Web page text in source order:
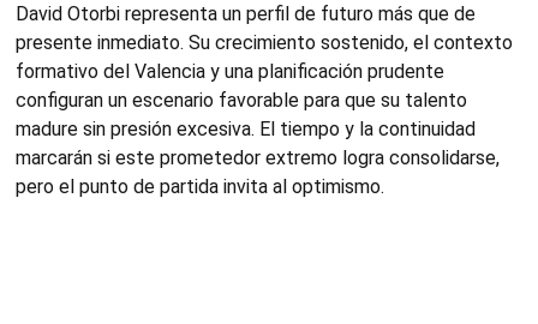
David Otorbi representa un perfil de futuro más que de
presente inmediato. Su crecimiento sostenido, el contexto
formativo del Valencia y una planificación prudente
configuran un escenario favorable para que su talento
madure sin presión excesiva. El tiempo y la continuidad
marcarán si este prometedor extremo logra consolidarse,
pero el punto de partida invita al optimismo.